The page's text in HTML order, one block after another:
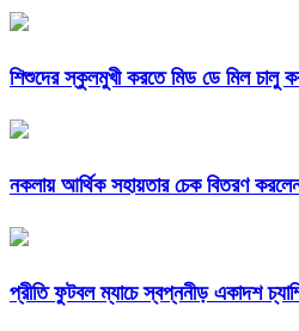
শিশুদের স্কুলমুখী করতে মিড ডে মিল চালু
নকলায় আর্থিক সহায়তার চেক বিতরণ
প্রীতি ফুটবল ম্যাচে স্বপ্ননীড় একাদশ